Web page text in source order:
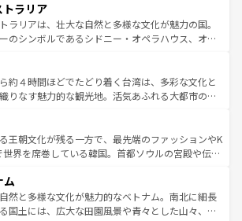
ーオーリンズでは、音楽と美食が融合した独特の
力。旅行者はアメリカの各地域で異なる魅力を楽
ら、その多様性と豊かな歴史を感じることができ
沢な旅のスタイルだ。 なお、新着のアメリカ
コンテンツ一覧を参照してほしい。
見逃せない。また、定番の観光地といえばオアフ
静かな自然を求めるならマウイ島やカウアイ島が
。エメラルドグリーンに輝く海をはじめ、豊かな
てなしの心で訪れる人々を迎えてくれるハワイの
いしいローカルフードやハワイアンミュージッ
的なフラダンスなど、すべてがハワイの魅力を彩
味わってほしい。 なお、新着のハワイ情報
ンツ一覧を参照してほしい。
トラリア
ラリアは、壮大な自然と多様な文化が魅力の国。
のシンボルであるシドニー・オペラハウス、オー
フや大陸中央部にそびえるウルル（エアーズロッ
スマニアの美しい原生林やケアンズの熱帯雨林な
ころがたくさん。また、カフェやワイン、オージ
クティビティも充実しており、サーフィンやダイ
ハイキングなど、アウトドア好きにはたまらな
ストラリアの多彩な魅力を存分に味わいつくそ
ほしい。
約４時間ほどでたどり着く台湾は、多彩な文化と
りなす魅力的な観光地。活気あふれる大都市の台
ひつな山岳地帯である台湾東部など、都市の喧騒
静けさが共存しており、訪れる人に新しい発見と
たらしてくれる。また、奥深い台湾の食文化も魅
いと評判のスイーツなど、バラエティ豊かな料理
が味わえる。 なお、新着の台湾情報は コンテンツ一覧を参
しい。
王朝文化が残る一方で、最先端のファッションやK
世界を席巻している韓国。首都ソウルの宮殿や伝統
に足を延ばせば四季折々の自然美を楽しむことが
そして、キムチや焼肉、絶品のストリートフード
まざまな韓国料理が待っている。夜には、韓国な
ム
然と多様な文化が魅力的なベトナム。南北に細長
国土には、広大な田園風景や青々とした山々、世